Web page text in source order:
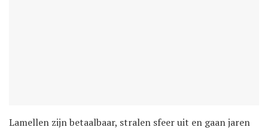
Lamellen zijn betaalbaar, stralen sfeer uit en gaan jaren